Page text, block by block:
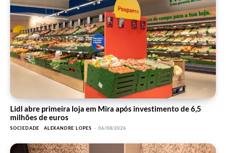
Lidl abre primeira loja em Mira após investimento de 6,5
milhões de euros
SOCIEDADE ALEXANDRE LOPES - 06/08/2026